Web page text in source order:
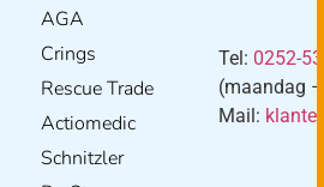
AGA
Crings
Rescue Trade
Actiomedic
Schnitzler
Tel: 0252-
(maandag
Mail: